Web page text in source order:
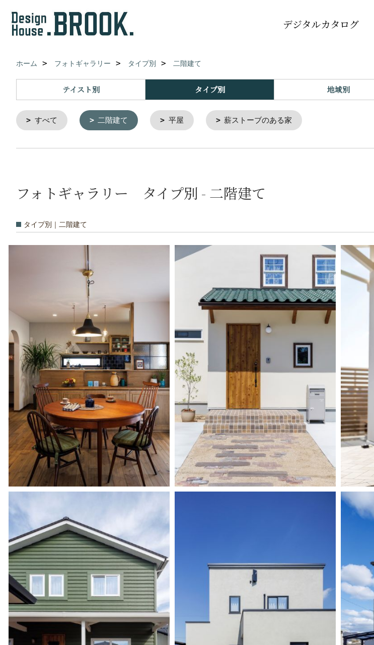
デジタルカタログ
ホーム フォトギャラリー タイプ別 二階建て
テイスト別 タイプ別 地域別
すべて 二階建て 平屋 薪ストーブのある家
フォトギャラリー タイプ別 - 二階建て
タイプ別｜二階建て